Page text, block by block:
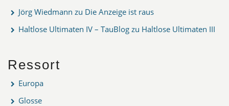
Jörg Wiedmann zu Die Anzeige ist raus
Haltlose Ultimaten IV – TauBlog zu Haltlose Ultimaten III
Ressort
Europa
Glosse